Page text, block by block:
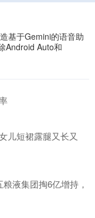
基于Gemini的语音助
Android Auto和
儿短裙露腿又长又
液集团掏6亿增持，